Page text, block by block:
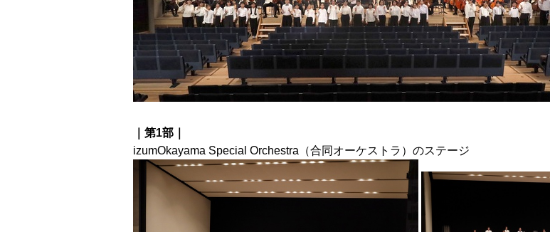
｜第1部｜
izumOkayama Special Orchestra（合同オーケストラ）のステージ